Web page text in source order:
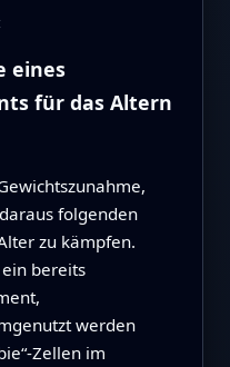
eines
für das Altern
folgenden
zu kämpfen.
bereits
werden
Zellen im